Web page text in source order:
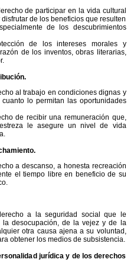
de participar en la vida cultural
de los beneficios que resulten
de los descubrimientos
de los intereses morales y
de los inventos, obras literarias,
al trabajo en condiciones dignas y
lo permitan las oportunidades
de recibir una remuneración que,
le asegure un nivel de vida
a descanso, a honesta recreación
el tiempo libre en beneficio de su
a la seguridad social que le
la desocupación, de la vejez y de la
otra causa ajena a su voluntad,
obtener los medios de subsistencia.
jurídica y de los derechos